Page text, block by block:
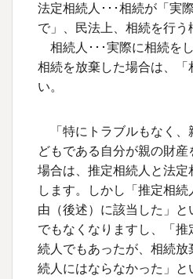
法定相続人･･･相続が「実
で」、民法上、相続を行う
相続人･･･実際に相続を
相続を放棄した場合は、「
い。
「特にトラブルもなく
どもである自分が親の財産
場合は、推定相続人と法
します。しかし「推定相
由（後述）に該当した」と
でもなくなりますし、「
続人でもあったが、相続放
続人にはならなかった」と